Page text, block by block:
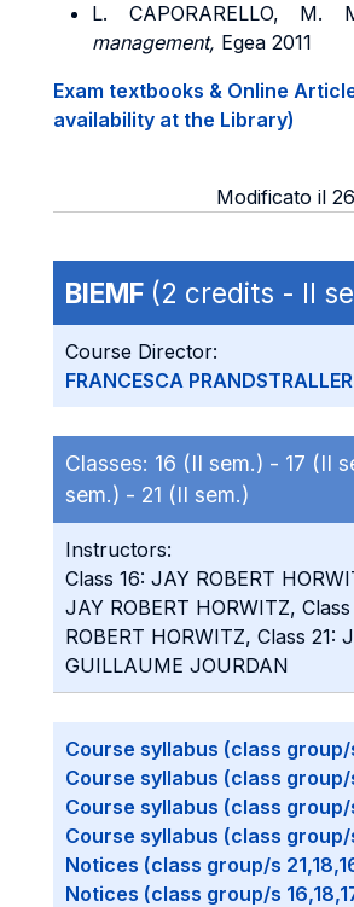
L. CAPORARELLO, M.
management, Egea 2011
Exam textbooks & Online
availability at the Library)
Modificato il
BIEMF (2 credits - II
Course Director:
FRANCESCA PRANDSTRALLER
Classes: 16 (II sem.) - 17 (II
sem.) - 21 (II sem.)
Instructors:
Class 16: JAY ROBERT
JAY ROBERT HORWITZ,
ROBERT HORWITZ, Class 21:
GUILLAUME JOURDAN
Course syllabus (class group/
Course syllabus (class group/s
Course syllabus (class group/s
Course syllabus (class group/
Notices (class group/s
Notices (class group/s